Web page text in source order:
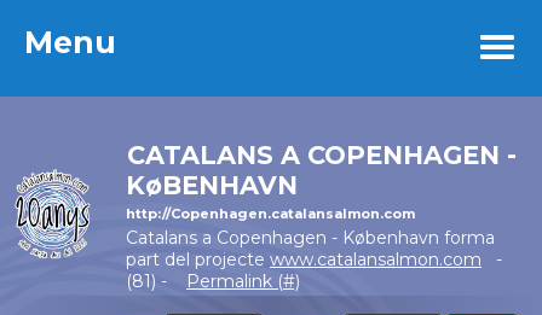
Menu
CATALANS A COPENHAGEN -
KøBENHAVN
http://Copenhagen.catalansalmon.com
Catalans a Copenhagen - København forma
part del projecte www.catalansalmon.com -
(81) -
Permalink (#)
Menu